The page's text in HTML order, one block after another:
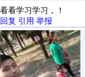
看看学习学习，！
回复 引用 举报